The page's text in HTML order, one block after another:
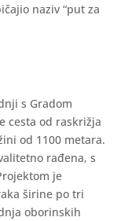
naziv “put za
s Gradom
cesta od raskrižja
od 1100 metara.
rađena, s
je
širine po tri
oborinskih